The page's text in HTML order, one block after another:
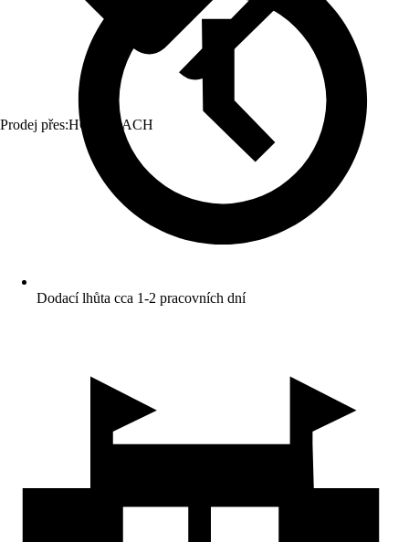
Prodej přes:HORNBACH
Dodací lhůta cca 1-2 pracovních dní